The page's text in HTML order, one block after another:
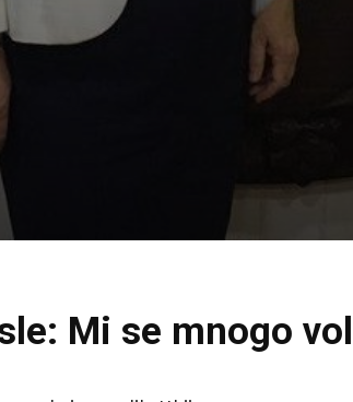
Mi se mnogo